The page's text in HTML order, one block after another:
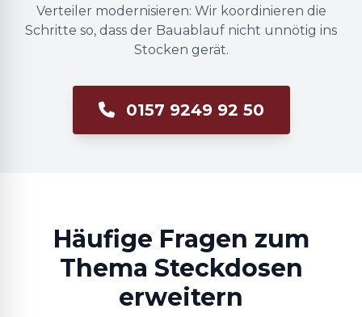
Verteiler modernisieren: Wir koordinieren die
Schritte so, dass der Bauablauf nicht unnötig ins
Stocken gerät.
0157 9249 92 50
Häufige Fragen zum
Thema Steckdosen
erweitern